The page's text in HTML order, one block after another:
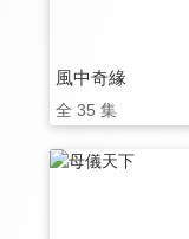
風中奇緣
全 35 集